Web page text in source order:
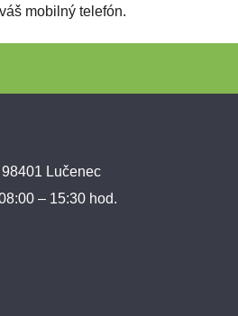
mobilný telefón.
Lučenec
– 15:30 hod.